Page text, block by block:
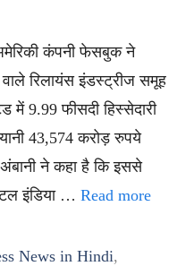
कंपनी फेसबुक ने
रिलायंस इंडस्ट्रीज समूह
में 9.99 फीसदी हिस्सेदारी
43,574 करोड़ रुपये
ने कहा है कि इससे
इंडिया … Read more
News in Hindi,